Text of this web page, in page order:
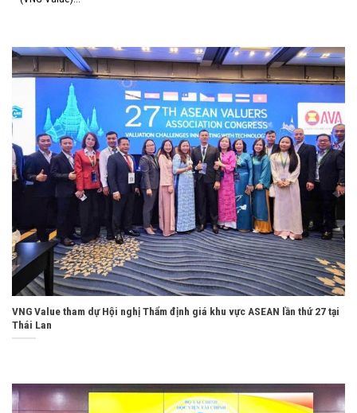
VNG Value tham dự Hội nghị Thẩm định giá khu vực ASEAN lần thứ 27 tại
Thái Lan